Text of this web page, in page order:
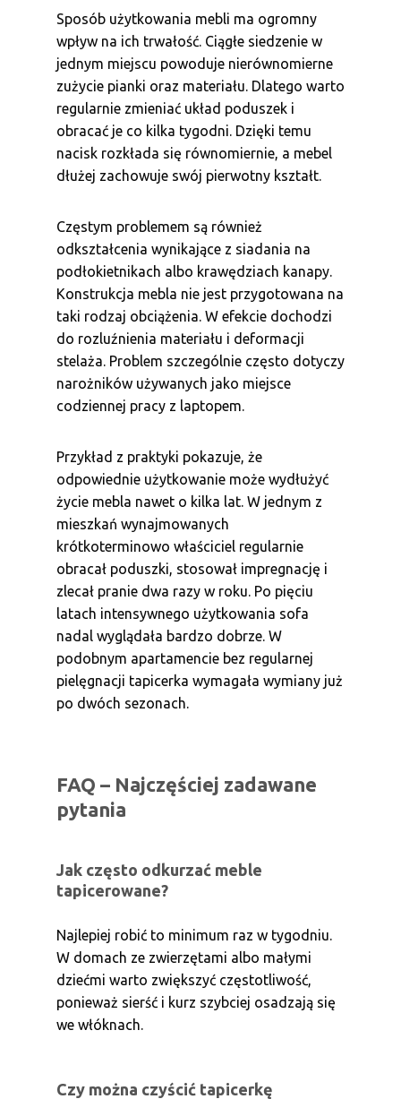
Sposób użytkowania mebli ma ogromny
wpływ na ich trwałość. Ciągłe siedzenie w
jednym miejscu powoduje nierównomierne
zużycie pianki oraz materiału. Dlatego warto
regularnie zmieniać układ poduszek i
obracać je co kilka tygodni. Dzięki temu
nacisk rozkłada się równomiernie, a mebel
dłużej zachowuje swój pierwotny kształt.
Częstym problemem są również
odkształcenia wynikające z siadania na
podłokietnikach albo krawędziach kanapy.
Konstrukcja mebla nie jest przygotowana na
taki rodzaj obciążenia. W efekcie dochodzi
do rozluźnienia materiału i deformacji
stelaża. Problem szczególnie często dotyczy
narożników używanych jako miejsce
codziennej pracy z laptopem.
Przykład z praktyki pokazuje, że
odpowiednie użytkowanie może wydłużyć
życie mebla nawet o kilka lat. W jednym z
mieszkań wynajmowanych
krótkoterminowo właściciel regularnie
obracał poduszki, stosował impregnację i
zlecał pranie dwa razy w roku. Po pięciu
latach intensywnego użytkowania sofa
nadal wyglądała bardzo dobrze. W
podobnym apartamencie bez regularnej
pielęgnacji tapicerka wymagała wymiany już
po dwóch sezonach.
FAQ – Najczęściej zadawane
pytania
Jak często odkurzać meble
tapicerowane?
Najlepiej robić to minimum raz w tygodniu.
W domach ze zwierzętami albo małymi
dziećmi warto zwiększyć częstotliwość,
ponieważ sierść i kurz szybciej osadzają się
we włóknach.
Czy można czyścić tapicerkę